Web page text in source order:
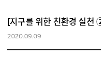
[지구를 위한 친환경 실천
2020.09.09